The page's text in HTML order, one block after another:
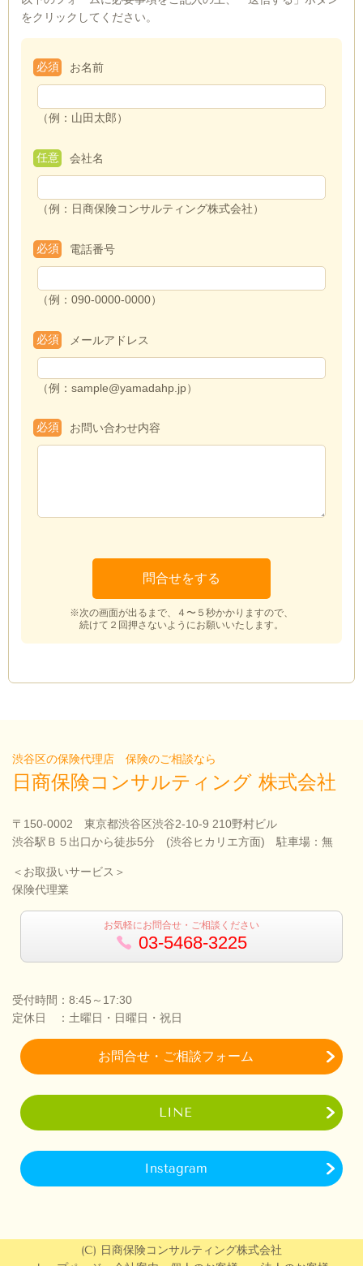
をクリックしてください。
お名前
必須
（例：山田太郎）
会社名
任意
（例：日商保険コンサルティング株式会社）
電話番号
必須
（例：090-0000-0000）
メールアドレス
必須
（例：sample@yamadahp.jp）
お問い合わせ内容
必須
※次の画面が出るまで、４〜５秒かかりますので、
続けて２回押さないようにお願いいたします。
渋谷区の保険代理店 保険のご相談なら
日商保険コンサルティング 株式会社
〒150-0002 東京都渋谷区渋谷2-10-9 210野村ビル
渋谷駅Ｂ５出口から徒歩5分 (渋谷ヒカリエ方面) 駐車場：無
＜お取扱いサービス＞
保険代理業
お気軽にお問合せ・ご相談ください
03-5468-3225
受付時間：8:45～17:30
定休日 ：土曜日・日曜日・祝日
お問合せ・ご相談フォーム
LINE
Instagram
(C) 日商保険コンサルティング株式会社